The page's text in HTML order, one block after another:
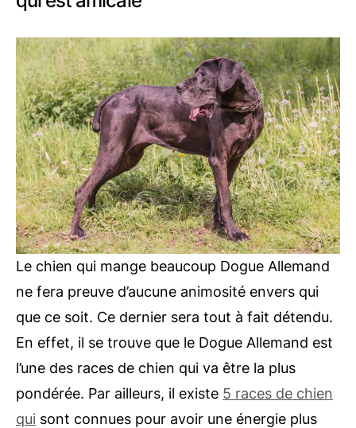
Le chien qui mange beaucoup Dogue Allemand
ne fera preuve d’aucune animosité envers qui
que ce soit. Ce dernier sera tout à fait détendu.
En effet, il se trouve que le Dogue Allemand est
l’une des races de chien qui va être la plus
pondérée. Par ailleurs, il existe 5 races de chien
qui sont connues pour avoir une énergie plus